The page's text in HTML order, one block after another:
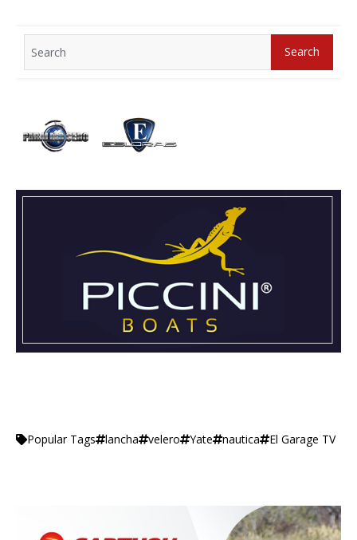
for:
Search
Popular Tags lancha velero Yate nautica El Garage TV